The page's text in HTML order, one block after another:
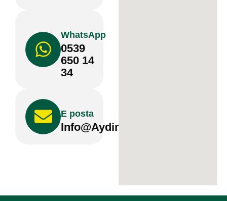
WhatsApp
0539
650 14
34
E posta
Info@aydinlarhurda.com